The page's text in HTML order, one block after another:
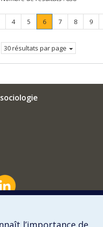
Page
4 Page
5 Page
6.
Page
Page
7 Page
8 Page
9
30 résultats par page
Département?
l’importance de